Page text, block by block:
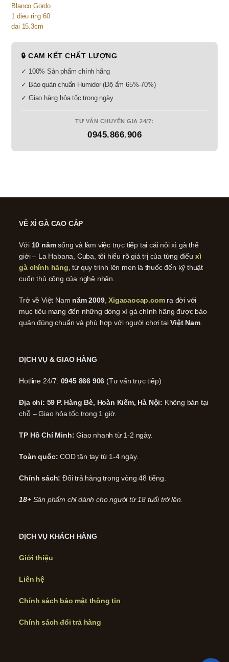
🔒 CAM KẾT CHẤT LƯỢNG
✓ 100% Sản phẩm chính hãng
✓ Bảo quản chuẩn Humidor (Độ ẩm 65%-70%)
✓ Giao hàng hỏa tốc trong ngày
TƯ VẤN CHUYÊN GIA 24/7:
0945.866.906
VỀ XÌ GÀ CAO CẤP
Với 10 nămsống và làm việc trực tiếp tại cái nôi xì gà thế
giới – La Habana, Cuba, tôi hiểu rõ giá trị của từng điếu xì
gà chính hãng , từ quy trình lên men lá thuốc đến kỹ thuật
cuốn thủ công của nghệ nhân.
Trở về Việt Nam năm 2009,Xigacaocap.comra đời với
mục tiêu mang đến những dòng xì gà chính hãng được bảo
quản đúng chuẩn và phù hợp với người chơi tạiViệt Nam.
DỊCH VỤ & GIAO HÀNG
Hotline 24/7: 0945 866 906 (Tư vấn trực tiếp)
Địa chỉ: 59 P. Hàng Bè, Hoàn Kiếm, Hà Nội: Không bán tại
chỗ – Giao hỏa tốc trong 1 giờ.
TP Hồ Chí Minh: Giao nhanh từ 1-2 ngày.
Toàn quốc: COD tận tay từ 1-4 ngày.
Chính sách: Đổi trả hàng trong vòng 48 tiếng.
18+ Sản phẩm chỉ dành cho người từ 18 tuổi trở lên.
DỊCH VỤ KHÁCH HÀNG
Giới thiệu
Liên hệ
Chính sách bảo mật thông tin
Chính sách đổi trả hàng